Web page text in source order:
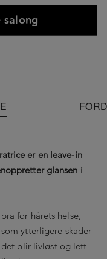
er en leave-in
glansen i
for hårets helse,
ytterligere skader
det blir livløst og lett